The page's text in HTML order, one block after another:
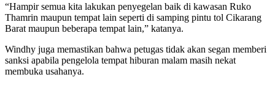
“Hampir semua kita lakukan penyegelan baik di kawasan Ruko
Thamrin maupun tempat lain seperti di samping pintu tol Cikarang
Barat maupun beberapa tempat lain,” katanya.
Windhy juga memastikan bahwa petugas tidak akan segan memberi
sanksi apabila pengelola tempat hiburan malam masih nekat
membuka usahanya.